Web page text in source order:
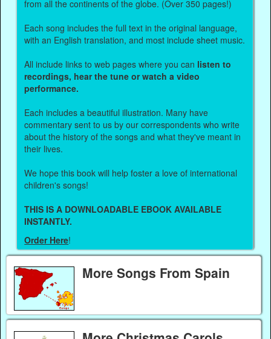
from all the continents of the globe. (Over 350 pages!)
Each song includes the full text in the original language,
with an English translation, and most include sheet music.
All include links to web pages where you can listen to
recordings, hear the tune or watch a video
performance.
Each includes a beautiful illustration. Many have
commentary sent to us by our correspondents who write
about the history of the songs and what they've meant in
their lives.
We hope this book will help foster a love of international
children's songs!
THIS IS A DOWNLOADABLE EBOOK AVAILABLE
INSTANTLY.
Order Here!
More Songs From Spain